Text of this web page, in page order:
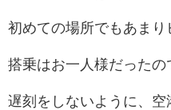
初めての場所でもあま
搭乗はお一人様だったの
遅刻をしないように、